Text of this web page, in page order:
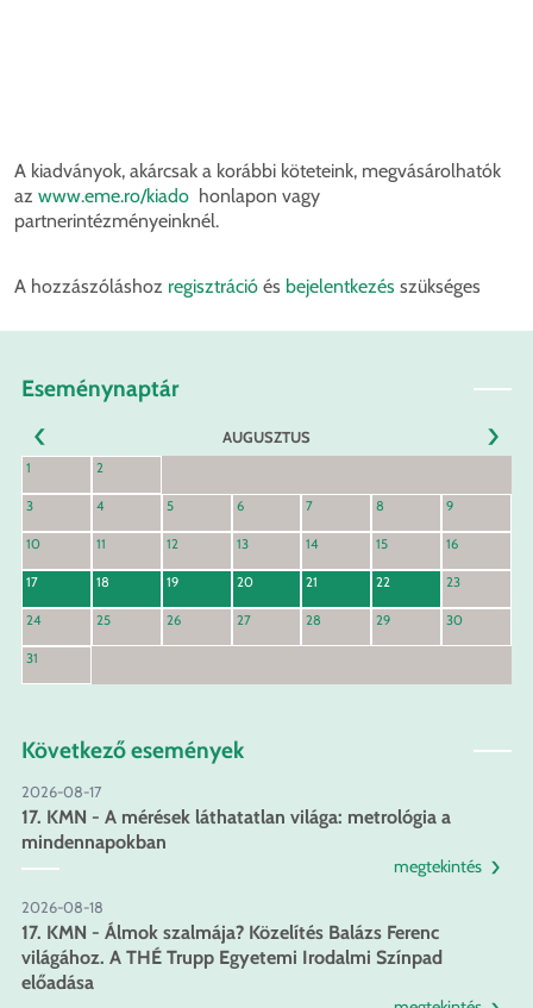
A kiadványok, akárcsak a korábbi köteteink, megvásárolhatók
az www.eme.ro/kiado honlapon vagy
partnerintézményeinknél.
A hozzászóláshoz regisztráció és bejelentkezés szükséges
Eseménynaptár
ELŐZŐ
AUGUSZTUS
1 2
3 4 5 6 7 8 9
10 11 12 13 14 15 16
17 18 19 20 21 22 23
24 25 26 27 28 29 30
31
Következő események
2026-08-17
17. KMN - A mérések láthatatlan világa: metrológia a
mindennapokban
megtekintés
2026-08-18
17. KMN - Álmok szalmája? Közelítés Balázs Ferenc
világához. A THÉ Trupp Egyetemi Irodalmi Színpad
előadása